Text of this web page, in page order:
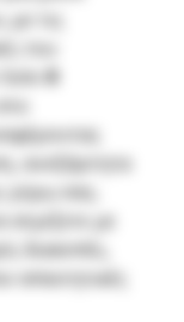
τις
του
Ⅲ
ανεξάρτητα
γύρω σας.
ατμίζετε με
διακοπές,
απαιτητικές